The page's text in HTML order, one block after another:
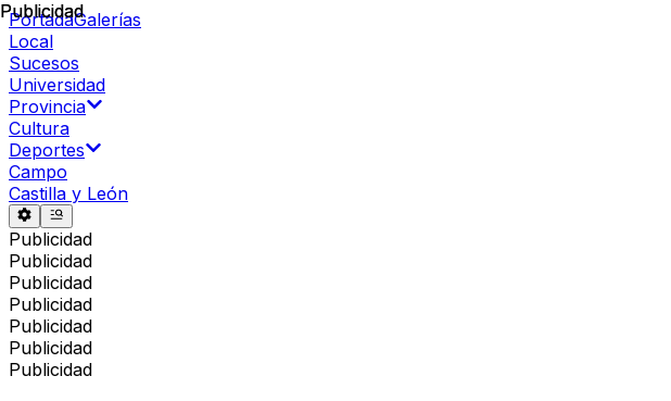
PortadaGalerías
Local
Sucesos
Universidad
Provincia
Cultura
Deportes
Campo
Castilla y León
Publicidad
Publicidad
Publicidad
Publicidad
Publicidad
Publicidad
Publicidad
Publicidad
Publicidad